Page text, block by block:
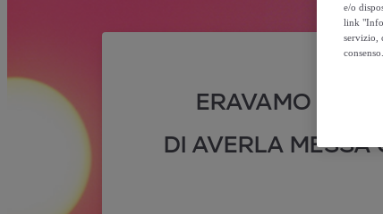
ERAVAMO SICURI
DI AVERLA MESSA
e/o
link
servizio,